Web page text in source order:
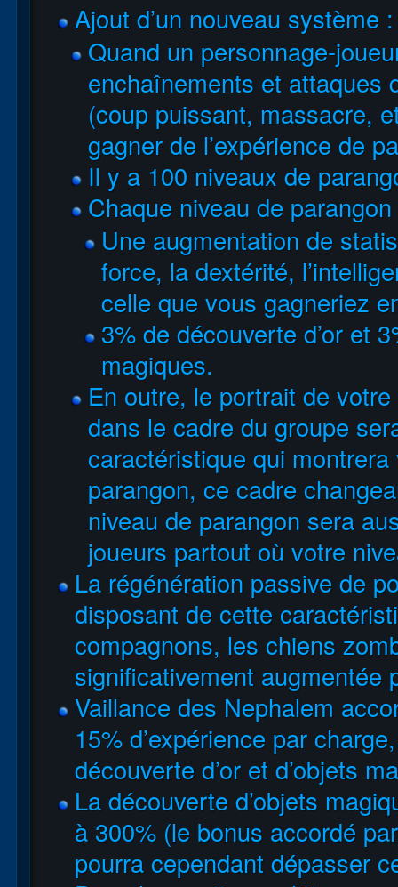
Ajout d’un nouveau système
Quand un personnage-
enchaînements et attaques
(coup puissant, massacre,
gagner de l’expérience de
Il y a 100 niveaux de
Chaque niveau de
Une augmentation de
force, la dextérité,
celle que vous gagneriez
3% de découverte d’or et
magiques.
En outre, le portrait de
dans le cadre du groupe
caractéristique qui
parangon, ce cadre
niveau de parangon sera
joueurs partout où votre
La régénération passive de
disposant de cette
compagnons, les chiens
significativement augmentée
Vaillance des Nephalem
15% d’expérience par
découverte d’or et d’objets
La découverte d’objets
à 300% (le bonus accordé
pourra cependant dépasser